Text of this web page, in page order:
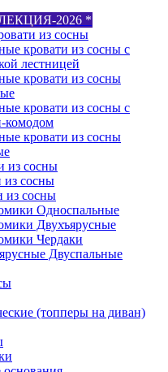
2026 *
из сосны
кровати из сосны с
лестницей
кровати из сосны
кровати из сосны с
комодом
кровати из сосны
из сосны
из сосны
из сосны
Односпальные
Двухъярусные
Чердаки
Двуспальные
(топперы на диван)